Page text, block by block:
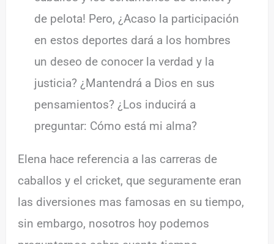
de pelota! Pero, ¿Acaso la participación
en estos deportes dará a los hombres
un deseo de conocer la verdad y la
justicia? ¿Mantendrá a Dios en sus
pensamientos? ¿Los inducirá a
preguntar: Cómo está mi alma?
Elena hace referencia a las carreras de
caballos y el cricket, que seguramente eran
las diversiones mas famosas en su tiempo,
sin embargo, nosotros hoy podemos